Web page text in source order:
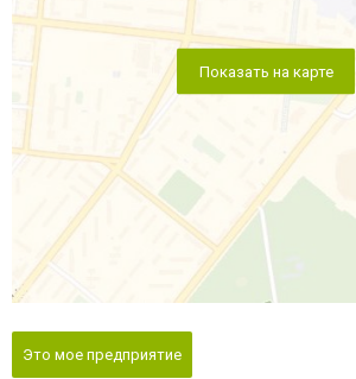
Показать на карте
Это мое предприятие